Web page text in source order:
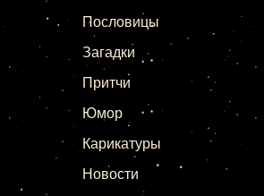
Пословицы
Загадки
Притчи
Юмор
Карикатуры
Новости